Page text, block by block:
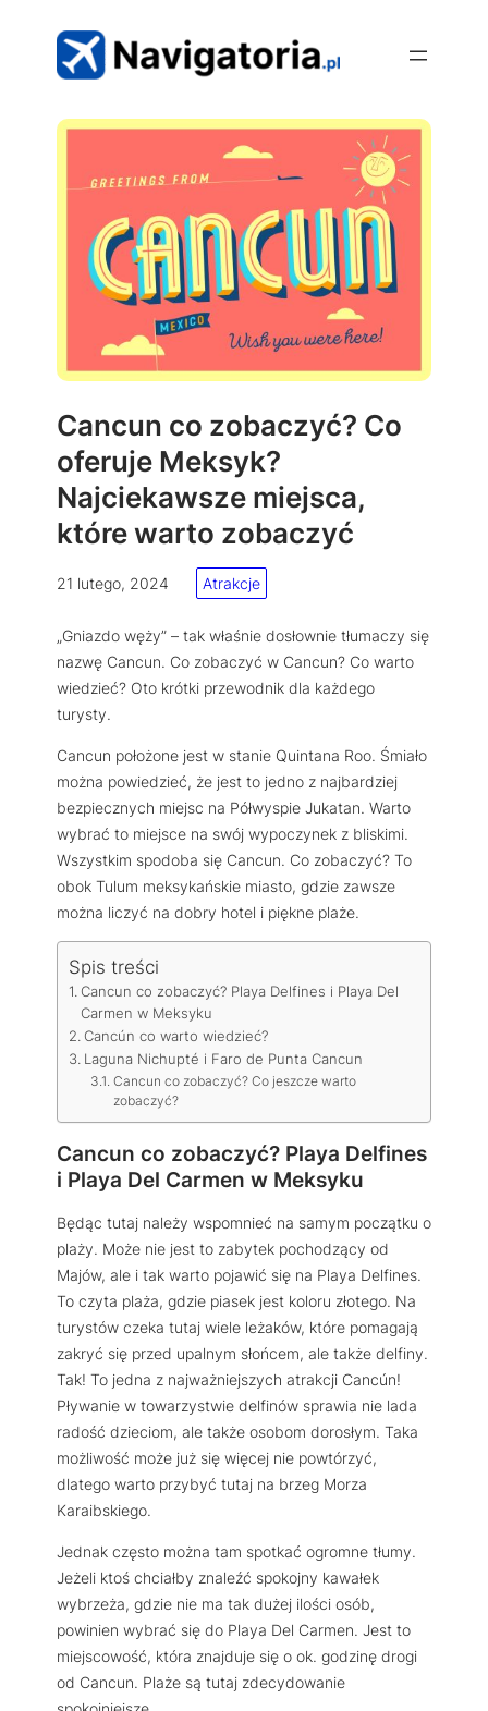
Cancun co zobaczyć? Co
oferuje Meksyk?
Najciekawsze miejsca,
które warto zobaczyć
21 lutego, 2024 Atrakcje
„Gniazdo węży” – tak właśnie dosłownie tłumaczy się
nazwę Cancun. Co zobaczyć w Cancun? Co warto
wiedzieć? Oto krótki przewodnik dla każdego
turysty.
Cancun położone jest w stanie Quintana Roo. Śmiało
można powiedzieć, że jest to jedno z najbardziej
bezpiecznych miejsc na Półwyspie Jukatan. Warto
wybrać to miejsce na swój wypoczynek z bliskimi.
Wszystkim spodoba się Cancun. Co zobaczyć? To
obok Tulum meksykańskie miasto, gdzie zawsze
można liczyć na dobry hotel i piękne plaże.
Spis treści
Cancun co zobaczyć? Playa Delfines i Playa Del
Carmen w Meksyku
Cancún co warto wiedzieć?
Laguna Nichupté i Faro de Punta Cancun
Cancun co zobaczyć? Co jeszcze warto
zobaczyć?
Cancun co zobaczyć? Playa Delfines
i Playa Del Carmen w Meksyku
Będąc tutaj należy wspomnieć na samym początku o
plaży. Może nie jest to zabytek pochodzący od
Majów, ale i tak warto pojawić się na Playa Delfines.
To czyta plaża, gdzie piasek jest koloru złotego. Na
turystów czeka tutaj wiele leżaków, które pomagają
zakryć się przed upalnym słońcem, ale także delfiny.
Tak! To jedna z najważniejszych atrakcji Cancún!
Pływanie w towarzystwie delfinów sprawia nie lada
radość dzieciom, ale także osobom dorosłym. Taka
możliwość może już się więcej nie powtórzyć,
dlatego warto przybyć tutaj na brzeg Morza
Karaibskiego.
Jednak często można tam spotkać ogromne tłumy.
Jeżeli ktoś chciałby znaleźć spokojny kawałek
wybrzeża, gdzie nie ma tak dużej ilości osób,
powinien wybrać się do Playa Del Carmen. Jest to
miejscowość, która znajduje się o ok. godzinę drogi
od Cancun. Plaże są tutaj zdecydowanie